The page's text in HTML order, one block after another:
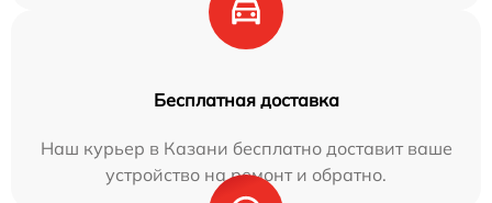
Бесплатная доставка
Наш курьер в Казани бесплатно доставит ваше
устройство на ремонт и обратно.